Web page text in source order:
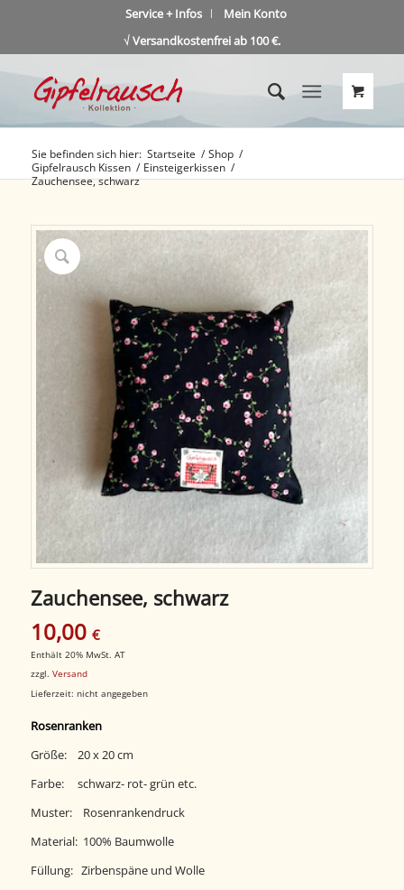
Service + Infos
Mein Konto
√ Versandkostenfrei ab 100 €.
Sie befinden sich hier: Startseite / Shop /
Gipfelrausch Kissen / Einsteigerkissen /
Zauchensee, schwarz
Zauchensee, schwarz
10,00 €
Enthält 20% MwSt. AT
zzgl. Versand
Lieferzeit: nicht angegeben
Rosenranken
Größe: 20 x 20 cm
Farbe: schwarz- rot- grün etc.
Muster: Rosenrankendruck
Material: 100% Baumwolle
Füllung: Zirbenspäne und Wolle